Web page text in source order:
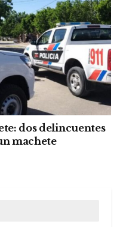
dos delincuentes
machete